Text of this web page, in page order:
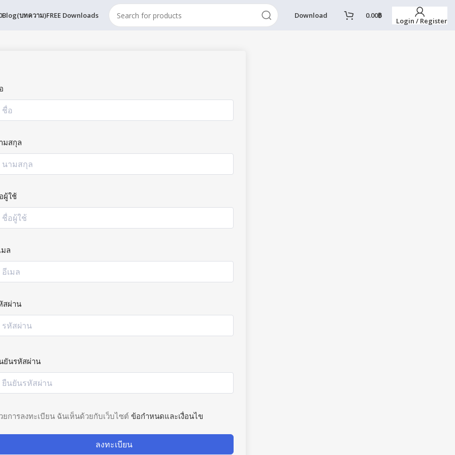
Blog(บทความ)FREE Downloads Download 0.00฿
Login / Register
มสกุล
ผู้ใช้
มล
สผ่าน
ยันรหัสผ่าน
ยการลงทะเบียน ฉันเห็นด้วยกับเว็บไซต์ ข้อกำหนดและเงื่อนไข
ลงทะเบียน